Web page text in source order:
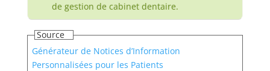
de gestion de cabinet dentaire.
Source
Générateur de Notices d’Information
Personnalisées pour les Patients